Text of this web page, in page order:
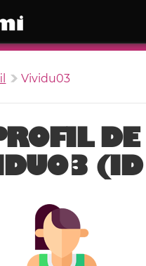
Vividu03
DE